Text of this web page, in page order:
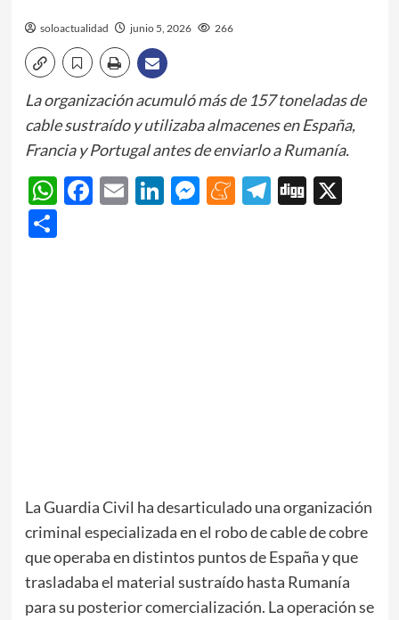
soloactualidad junio 5, 2026 266
La organización acumuló más de 157 toneladas de
cable sustraído y utilizaba almacenes en España,
Francia y Portugal antes de enviarlo a Rumanía.
WhatsApp
Facebook
EmailLinkedIn
Messenger
Meneame
Telegram
Digg
X
Share
La Guardia Civil ha desarticulado una organización
criminal especializada en el robo de cable de cobre
que operaba en distintos puntos de España y que
trasladaba el material sustraído hasta Rumanía
para su posterior comercialización. La operación se